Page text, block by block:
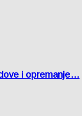
i opremanje…